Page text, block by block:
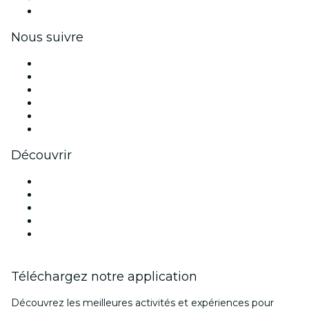
Nous suivre
Découvrir
Téléchargez notre application
Découvrez les meilleures activités et expériences pour